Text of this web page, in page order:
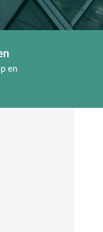
en